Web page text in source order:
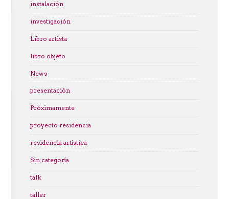
instalación
investigación
Libro artista
libro objeto
News
presentación
Próximamente
proyecto residencia
residencia artística
Sin categoría
talk
taller